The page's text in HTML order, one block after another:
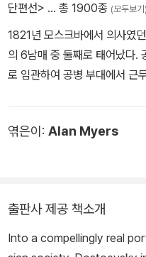
단편선> … 총 1900종 (모두보기)
1821년 모스크바에서 의사였
의 6남매 중 둘째로 태어났다.
로 임관하여 공병 부대에서 근
수단이 작품을 쓰는 일이었다
로 퇴역하고 트베리에서 거주
주한다. 1857년부터 불행한
예바가 1864년 4월 폐병으로
엮은이: Alan Myers
출판사 제공 책소개
Into a compellingly real